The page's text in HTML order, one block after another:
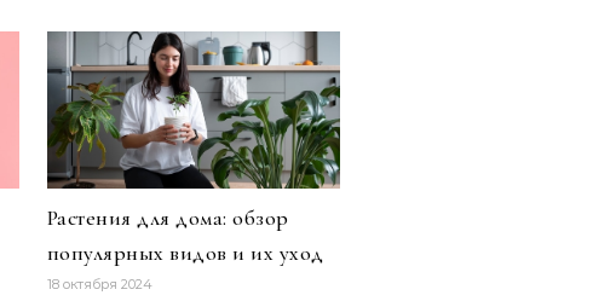
Растения для дома: обзор
популярных видов и их уход
18 октября 2024